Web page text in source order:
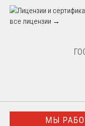
все лицензии →
МЫ